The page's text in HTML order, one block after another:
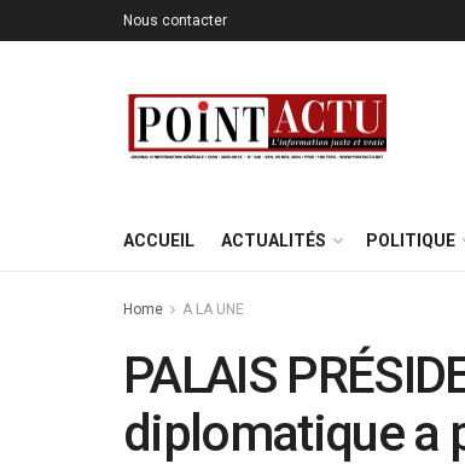
Nous contacter
ACCUEIL ACTUALITÉS POLITIQUE
Home A LA UNE
PALAIS
diplomatique a